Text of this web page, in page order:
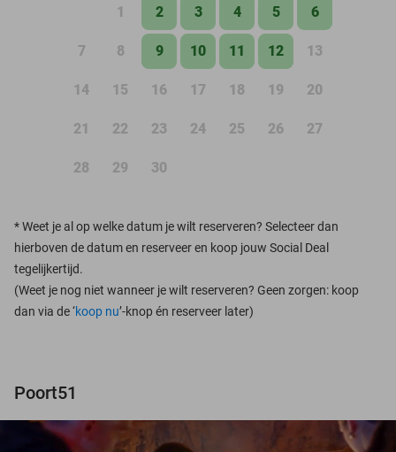
1 2 3 4 5 6
7 8 9 10 11 12 13
14 15 16 17 18 19 20
21 22 23 24 25 26 27
28 29 30
*Weet je al op welke datum je wilt reserveren? Selecteer dan
hierboven de datum en reserveer en koop jouw Social Deal
tegelijkertijd.
(Weet je nog niet wanneer je wilt reserveren? Geen zorgen: koop
dan via de ‘koop nu’-knop én reserveer later)
Poort51